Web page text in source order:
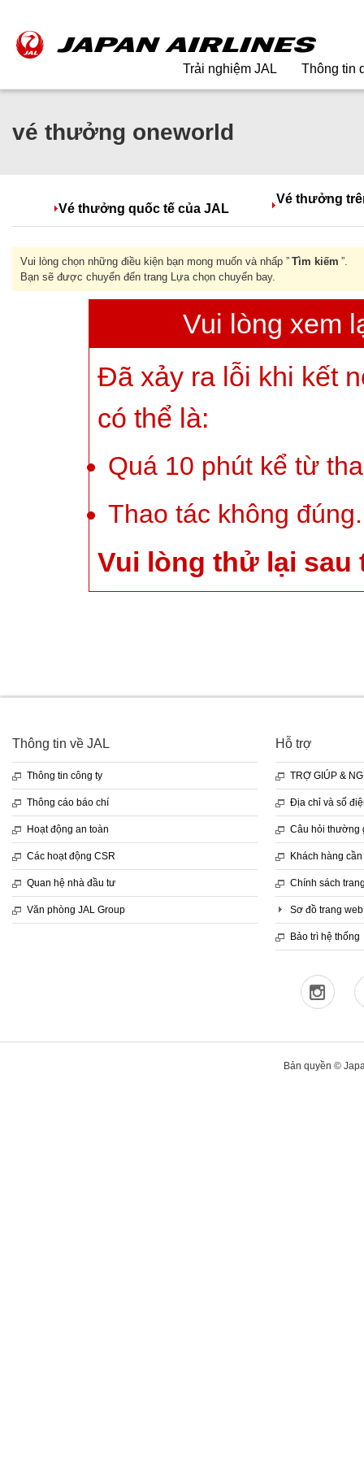
Trải nghiệm JAL Thông tin
vé thưởng oneworld
Vé thưởng quốc tế của JAL
Vé thưởng
Vui lòng chọn những điều kiện bạn mong muốn và nhấp ” Tìm kiếm ”.
Bạn sẽ được chuyển đến trang Lựa chọn chuyến bay.
Vui lòng xem
Đã xảy ra lỗi khi kết
có thể là:
Quá 10 phút kể từ
Thao tác không đúng.
Vui lòng thử lại
Thông tin về JAL
Thông tin công ty
Thông cáo báo chí
Hoạt động an toàn
Các hoạt động CSR
Quan hệ nhà đầu tư
Văn phòng JAL Group
Hỗ trợ
TRỢ GIÚP &
Địa chỉ và số
Câu hỏi thường
Khách hàng
Chính sách
Sơ đồ trang web
Bảo trì hệ thống
Bản quyền ©